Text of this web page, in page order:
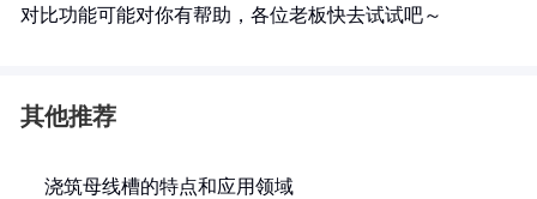
对比功能可能对你有帮助，各位老板快去试试吧～
其他推荐
浇筑母线槽的特点和应用领域